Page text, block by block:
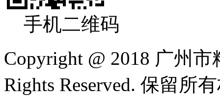
手机二维码
Copyright @ 2018 广州
Rights Reserved. 保留所